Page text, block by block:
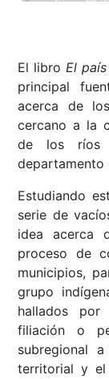
El libroEl
principal
acerca de
cercano a la
de los ríos
departamento
Estudiando
serie de
idea acerca
proceso de
municipios,
grupo
hallados
filiación o
subregional
territorial y